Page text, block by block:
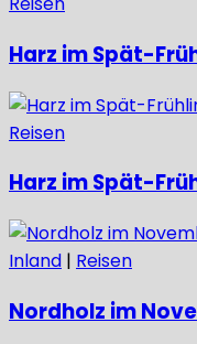
Harz im Spät-
Reisen
Harz im Spät-
Inland | Reisen
Nordholz im